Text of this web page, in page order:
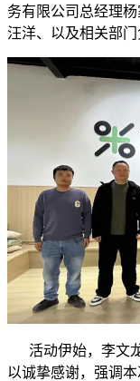
务有限公司总经理
汪洋、以及相关部门
活动伊始，李文
以诚挚感谢，强调